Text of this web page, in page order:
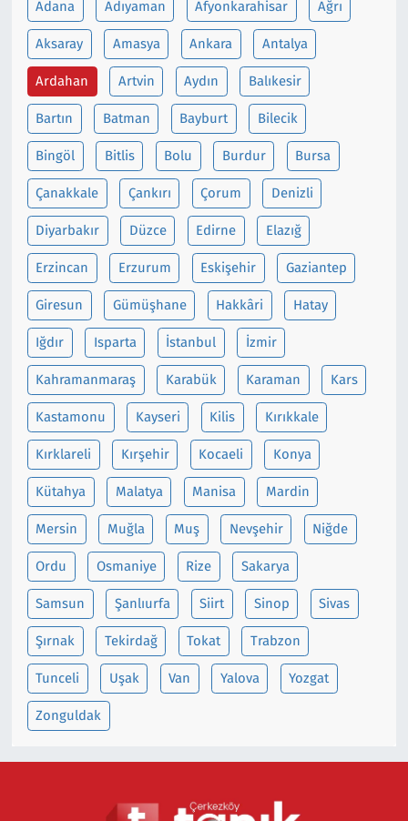
Adana Adıyaman Afyonkarahisar Ağrı
Aksaray Amasya Ankara Antalya
Ardahan Artvin Aydın Balıkesir
Bartın Batman Bayburt Bilecik
Bingöl Bitlis Bolu Burdur Bursa
Çanakkale Çankırı Çorum Denizli
Diyarbakır Düzce Edirne Elazığ
Erzincan Erzurum Eskişehir Gaziantep
Giresun Gümüşhane Hakkâri Hatay
Iğdır Isparta İstanbul İzmir
Kahramanmaraş Karabük Karaman Kars
Kastamonu Kayseri Kilis Kırıkkale
Kırklareli Kırşehir Kocaeli Konya
Kütahya Malatya Manisa Mardin
Mersin Muğla Muş Nevşehir Niğde
Ordu Osmaniye Rize Sakarya
Samsun Şanlıurfa Siirt Sinop Sivas
Şırnak Tekirdağ Tokat Trabzon
Tunceli Uşak Van Yalova Yozgat
Zonguldak
Siyaset
Spor
Süleymanpaşa
Tekirdağ